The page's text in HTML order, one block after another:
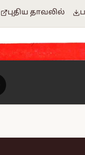
புதிய தாவலில்